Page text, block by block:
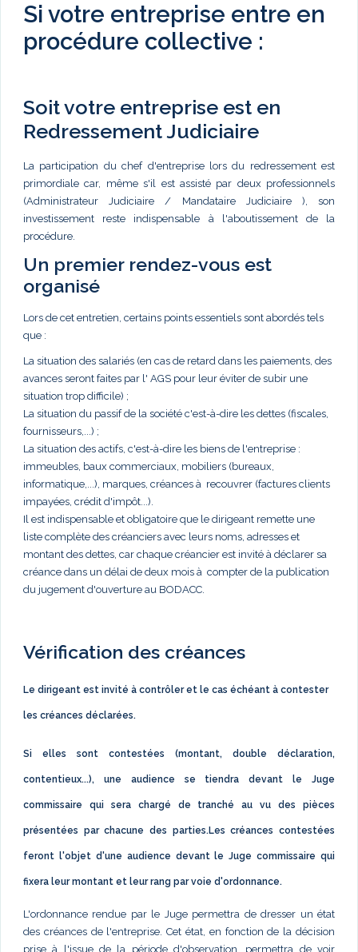
Si votre entreprise entre en
procédure collective :
Soit votre entreprise est en
Redressement Judiciaire
La participation du chef d'entreprise lors du redressement est
primordiale car, même s'il est assisté par deux professionnels
(Administrateur Judiciaire / Mandataire Judiciaire ), son
investissement reste indispensable à l'aboutissement de la
procédure.
Un premier rendez-vous est
organisé
Lors de cet entretien, certains points essentiels sont abordés tels
que :
La situation des salariés (en cas de retard dans les paiements, des
avances seront faites par l' AGS pour leur éviter de subir une
situation trop difficile) ;
La situation du passif de la société c'est-à-dire les dettes (fiscales,
fournisseurs,...) ;
La situation des actifs, c'est-à-dire les biens de l'entreprise :
immeubles, baux commerciaux, mobiliers (bureaux,
informatique,...), marques, créances à recouvrer (factures clients
impayées, crédit d'impôt...).
Il est indispensable et obligatoire que le dirigeant remette une
liste complète des créanciers avec leurs noms, adresses et
montant des dettes, car chaque créancier est invité à déclarer sa
créance dans un délai de deux mois à compter de la publication
du jugement d'ouverture au BODACC.
Vérification des créances
Le dirigeant est invité à contrôler et le cas échéant à contester
les créances déclarées.
Si elles sont contestées (montant, double déclaration,
contentieux...), une audience se tiendra devant le Juge
commissaire qui sera chargé de tranché au vu des pièces
présentées par chacune des parties.Les créances contestées
feront l'objet d'une audience devant le Juge commissaire qui
fixera leur montant et leur rang par voie d'ordonnance.
L'ordonnance rendue par le Juge permettra de dresser un état
des créances de l'entreprise. Cet état, en fonction de la décision
prise à l'issue de la période d'observation, permettra de voir